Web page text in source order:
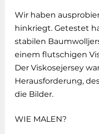
Wir haben
hinkriegt. Getestet
stabilen
einem flutschigen
Der Viskosejersey
Herausforderung,
die Bilder.
WIE MALEN?